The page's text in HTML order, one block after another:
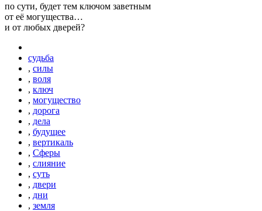
по сути, будет тем ключом заветным
от её могущества…
и от любых дверей?
судьба
, силы
, воля
, ключ
, могущество
, дорога
, дела
, будущее
, вертикаль
, Сферы
, слияние
, суть
, двери
, дни
, земля